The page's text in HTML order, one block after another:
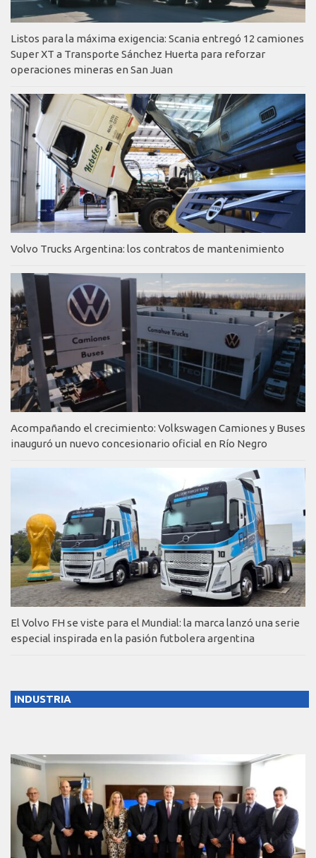
Listos para la máxima exigencia: Scania entregó 12 camiones
Super XT a Transporte Sánchez Huerta para reforzar
operaciones mineras en San Juan
Volvo Trucks Argentina: los contratos de mantenimiento
Acompañando el crecimiento: Volkswagen Camiones y Buses
inauguró un nuevo concesionario oficial en Río Negro
El Volvo FH se viste para el Mundial: la marca lanzó una serie
especial inspirada en la pasión futbolera argentina
INDUSTRIA